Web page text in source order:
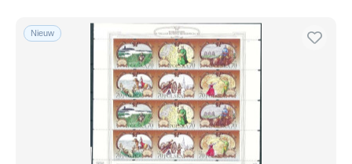
Nieuw